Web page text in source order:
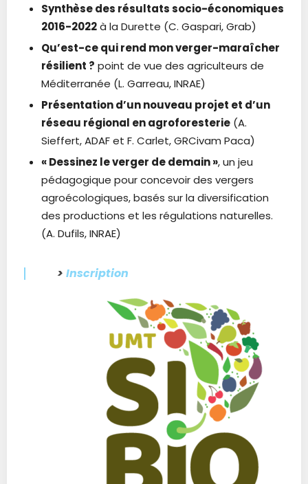
Synthèse des résultats socio-économiques
2016-2022à la Durette (C. Gaspari, Grab)
Qu’est-ce qui rend mon verger-maraîcher
résilient ? point de vue des agriculteurs de
Méditerranée (L. Garreau, INRAE)
Présentation d’un nouveau projet et d’un
réseau régional en agroforesterie (A.
Sieffert, ADAF et F. Carlet, GRCivam Paca)
« Dessinez le verger de demain », un jeu
pédagogique pour concevoir des vergers
agroécologiques, basés sur la diversification
des productions et les régulations naturelles.
(A. Dufils, INRAE)
> Inscription